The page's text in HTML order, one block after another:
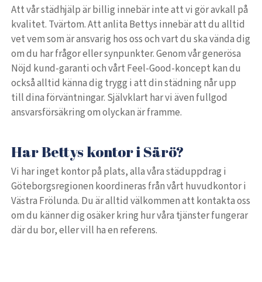
Att vår städhjälp är billig innebär inte att vi gör avkall på
kvalitet. Tvärtom. Att anlita Bettys innebär att du alltid
vet vem som är ansvarig hos oss och vart du ska vända dig
om du har frågor eller synpunkter. Genom vår generösa
Nöjd kund-garanti och vårt Feel-Good-koncept kan du
också alltid känna dig trygg i att din städning når upp
till dina förväntningar. Självklart har vi även fullgod
ansvarsförsäkring om olyckan är framme.
Har Bettys kontor i Särö?
Vi har inget kontor på plats, alla våra städuppdrag i
Göteborgsregionen koordineras från vårt huvudkontor i
Västra Frölunda. Du är alltid välkommen att kontakta oss
om du känner dig osäker kring hur våra tjänster fungerar
där du bor, eller vill ha en referens.